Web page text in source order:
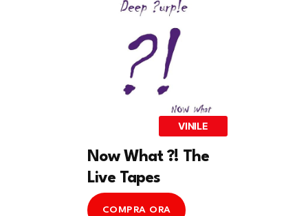
VINILE
Now What ?! The
Live Tapes
COMPRA ORA